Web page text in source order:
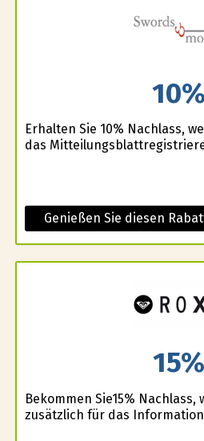
10%
Erhalten Sie 10% Nachlass,
das
Genießen Sie diesen
15%
Bekommen Sie15% Nachlass,
zusätzlich für das